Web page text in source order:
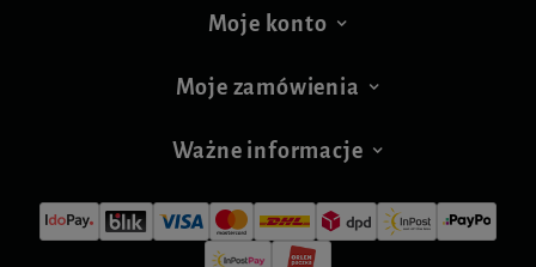
Moje konto
Moje zamówienia
Ważne informacje